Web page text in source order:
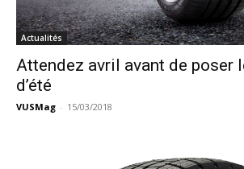
Actualités
Attendez avril avant de poser
d’été
VUSMag - 15/03/2018